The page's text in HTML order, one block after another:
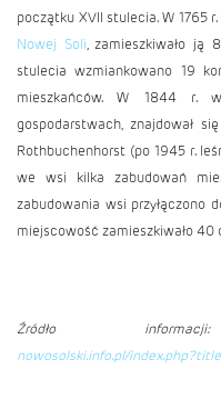
początku XVII stulecia. W 1765
Nowej Soli, zamieszkiwało ją
stulecia wzmiankowano 19
mieszkańców. W 1844 r.
gospodarstwach, znajdował
Rothbuchenhorst (po 1945 r.
we wsi kilka zabudowań
zabudowania wsi przyłączono
miejscowość zamieszkiwało 40
Źródło
nowosolski.info.pl/